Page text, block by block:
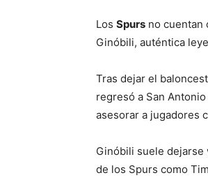
Los Spurs no cuentan
Ginóbili, auténtica
Tras dejar el
regresó a San
asesorar a jugadores
Ginóbili suele dejarse
de los Spurs como